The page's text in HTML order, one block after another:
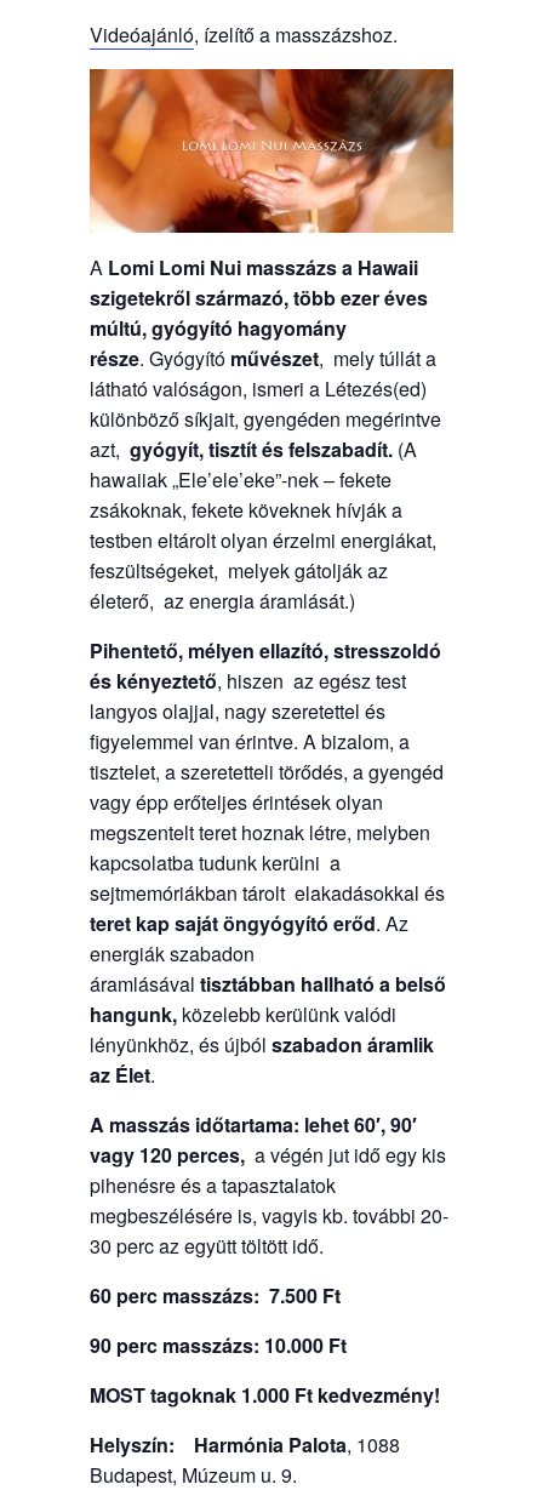
Videóajánló, ízelítő a masszázshoz.
A Lomi Lomi Nui masszázs a Hawaii
szigetekről származó, több ezer éves
múltú, gyógyító hagyomány
része. Gyógyító művészet, mely túllát a
látható valóságon, ismeri a Létezés(ed)
különböző síkjait, gyengéden megérintve
azt, gyógyít, tisztít és felszabadít. (A
hawaiiak „Ele’ele’eke”-nek – fekete
zsákoknak, fekete köveknek hívják a
testben eltárolt olyan érzelmi energiákat,
feszültségeket, melyek gátolják az
életerő, az energia áramlását.)
Pihentető, mélyen ellazító, stresszoldó
és kényeztető, hiszen az egész test
langyos olajjal, nagy szeretettel és
figyelemmel van érintve. A bizalom, a
tisztelet, a szeretetteli törődés, a gyengéd
vagy épp erőteljes érintések olyan
megszentelt teret hoznak létre, melyben
kapcsolatba tudunk kerülni a
sejtmemóriákban tárolt elakadásokkal és
teret kap saját öngyógyító erőd. Az
energiák szabadon
áramlásával tisztábban hallható a belső
hangunk,közelebb kerülünk valódi
lényünkhöz, és újból szabadon áramlik
az Élet.
A masszás időtartama: lehet 60′, 90′
vagy 120 perces,a végén jut idő egy kis
pihenésre és a tapasztalatok
megbeszélésére is, vagyis kb. további 20-
30 perc az együtt töltött idő.
60 perc masszázs: 7.500 Ft
90 perc masszázs: 10.000 Ft
MOST tagoknak 1.000 Ft kedvezmény!
Helyszín:
Harmónia Palota, 1088
Budapest, Múzeum u. 9.